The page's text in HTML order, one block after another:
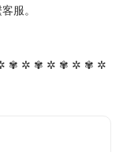
服。
✾ ✲ ✾ ✲ ✾ ✲ ✾ ✲